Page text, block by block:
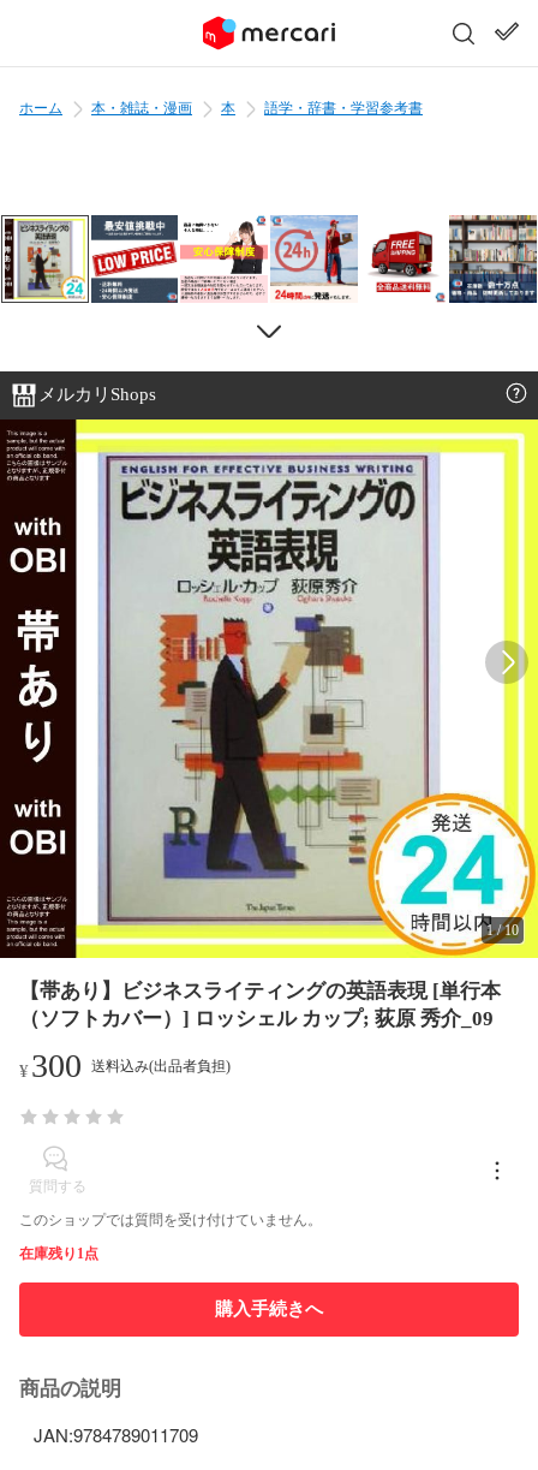
ホーム 本・雑誌・漫画 本 語学・辞書・学習参考書
メルカリShops
1/10
【帯あり】ビジネスライティングの英語表現 [単行本
（ソフトカバー）] ロッシェル カップ; 荻原 秀介_09
¥300 送料込み(出品者負担)
質問する
このショップでは質問を受け付けていません。
在庫残り1点
購入手続きへ
商品の説明
   JAN:9784789011709